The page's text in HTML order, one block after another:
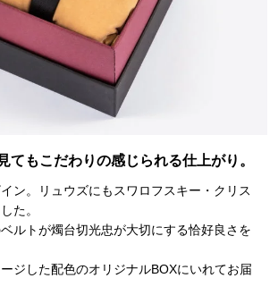
てもこだわりの感じられる仕上がり。
ン。リュウズにもスワロフスキー・クリス
た。
ルトが燭台切光忠が大切にする恰好良さを
ジした配色のオリジナルBOXにいれてお届